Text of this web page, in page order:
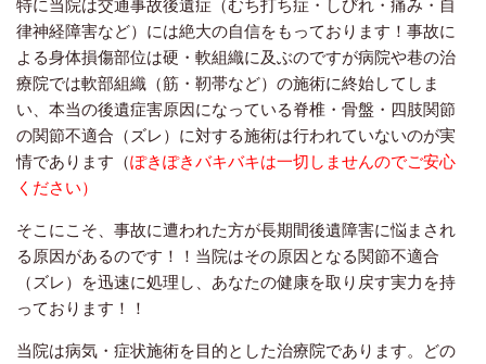
特に当院は交通事故後遺症（むち打ち症・しびれ・痛み・自
律神経障害など）には絶大の自信をもっております！事故に
よる身体損傷部位は硬・軟組織に及ぶのですが病院や巷の治
療院では軟部組織（筋・靭帯など）の施術に終始してしま
い、本当の後遺症害原因になっている脊椎・骨盤・四肢関節
の関節不適合（ズレ）に対する施術は行われていないのが実
情であります（ぽきぽきバキバキは一切しませんのでご安心
ください）
そこにこそ、事故に遭われた方が長期間後遺障害に悩まされ
る原因があるのです！！当院はその原因となる関節不適合
（ズレ）を迅速に処理し、あなたの健康を取り戻す実力を持
っております！！
当院は病気・症状施術を目的とした治療院であります。どの